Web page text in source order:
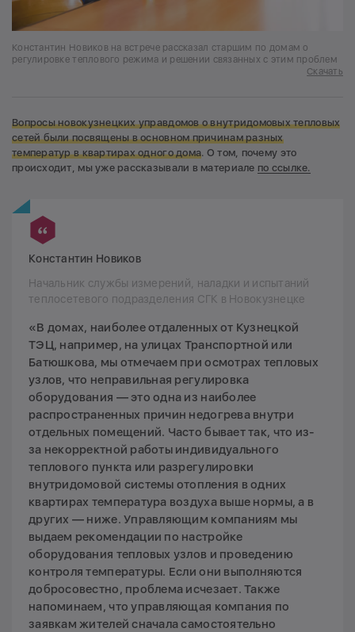
Константин Новиков на встрече рассказал старшим по домам о
регулировке теплового режима и решении связанных с этим проблем
Скачать
Вопросы новокузнецких управдомов о внутридомовых тепловых
сетей были посвящены в основном причинам разных
температур в квартирах одного дома. О том, почему это
происходит, мы уже рассказывали в материале по ссылке.
Константин Новиков
Начальник службы измерений, наладки и испытаний
теплосетевого подразделения СГК в Новокузнецке
«В домах, наиболее отдаленных от Кузнецкой
ТЭЦ, например, на улицах Транспортной или
Батюшкова, мы отмечаем при осмотрах тепловых
узлов, что неправильная регулировка
оборудования — это одна из наиболее
распространенных причин недогрева внутри
отдельных помещений. Часто бывает так, что из-
за некорректной работы индивидуального
теплового пункта или разрегулировки
внутридомовой системы отопления в одних
квартирах температура воздуха выше нормы, а в
других — ниже. Управляющим компаниям мы
выдаем рекомендации по настройке
оборудования тепловых узлов и проведению
контроля температуры. Если они выполняются
добросовестно, проблема исчезает. Также
напоминаем, что управляющая компания по
заявкам жителей сначала самостоятельно